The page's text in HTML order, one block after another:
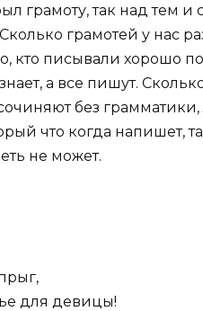
грамоту, так над тем и
грамотей у нас
кто писывали хорошо
а все пишут.
без
что когда напишет,
не может.
для девицы!